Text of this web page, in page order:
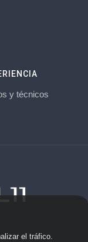
y técnicos
el tráfico.